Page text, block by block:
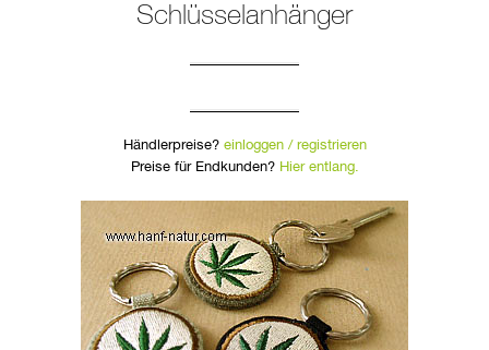
Schlüsselanhänger
Händlerpreise? einloggen / registrieren
Preise für Endkunden? Hier entlang.